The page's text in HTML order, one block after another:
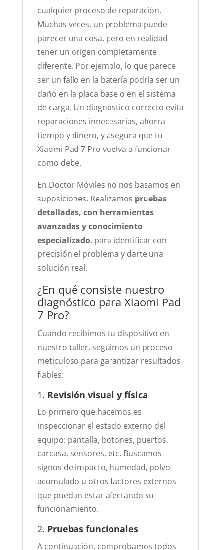
cualquier proceso de reparación.
Muchas veces, un problema puede
parecer una cosa, pero en realidad
tener un origen completamente
diferente. Por ejemplo, lo que parece
ser un fallo en la batería podría ser un
daño en la placa base o en el sistema
de carga. Un diagnóstico correcto evita
reparaciones innecesarias, ahorra
tiempo y dinero, y asegura que tu
Xiaomi Pad 7 Pro vuelva a funcionar
como debe.
En Doctor Móviles no nos basamos en
suposiciones. Realizamos pruebas
detalladas, con herramientas
avanzadas y conocimiento
especializado, para identificar con
precisión el problema y darte una
solución real.
¿En qué consiste nuestro
diagnóstico para Xiaomi Pad
7 Pro?
Cuando recibimos tu dispositivo en
nuestro taller, seguimos un proceso
meticuloso para garantizar resultados
fiables:
1. Revisión visual y física
Lo primero que hacemos es
inspeccionar el estado externo del
equipo: pantalla, botones, puertos,
carcasa, sensores, etc. Buscamos
signos de impacto, humedad, polvo
acumulado u otros factores externos
que puedan estar afectando su
funcionamiento.
2. Pruebas funcionales
A continuación, comprobamos todos